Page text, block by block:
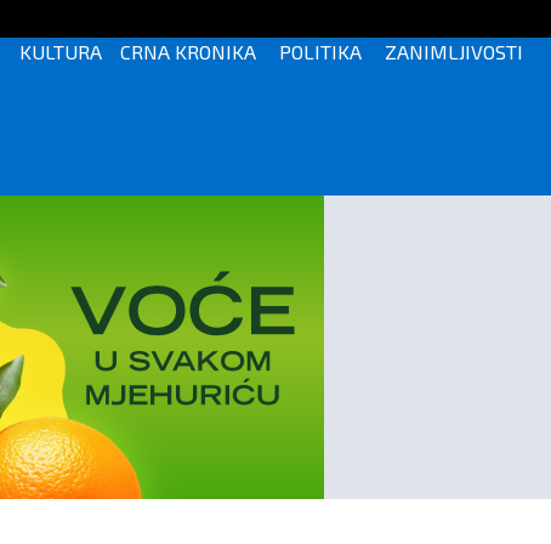
KULTURA CRNA KRONIKA POLITIKA ZANIMLJIVOSTI